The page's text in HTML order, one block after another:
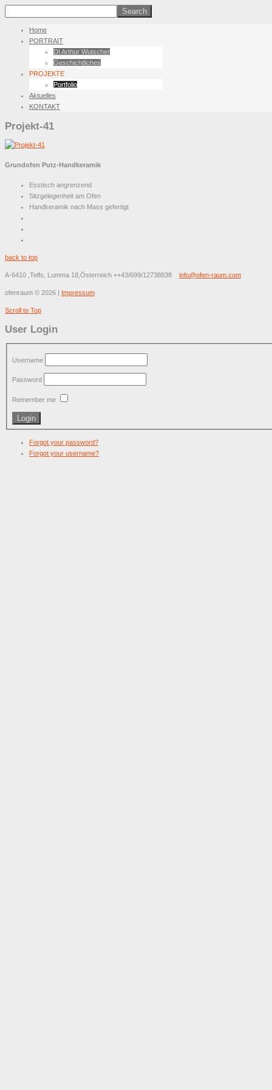
Home
PORTRAIT
DI Arthur Wutscher
Geschichtliches
PROJEKTE
Portfolio
Aktuelles
KONTAKT
Projekt-41
Grundofen Putz-Handkeramik
Esstisch angrenzend
Sitzgelegenheit am Ofen
Handkeramik nach Mass gefertigt
back to top
A-6410 ,Telfs, Lumma 18,Österreich ++43/699/12738838 info@ofen-raum.com
ofenraum © 2026 | Impressum
Scroll to Top
User Login
Username
Password
Remember me
Forgot your password?
Forgot your username?